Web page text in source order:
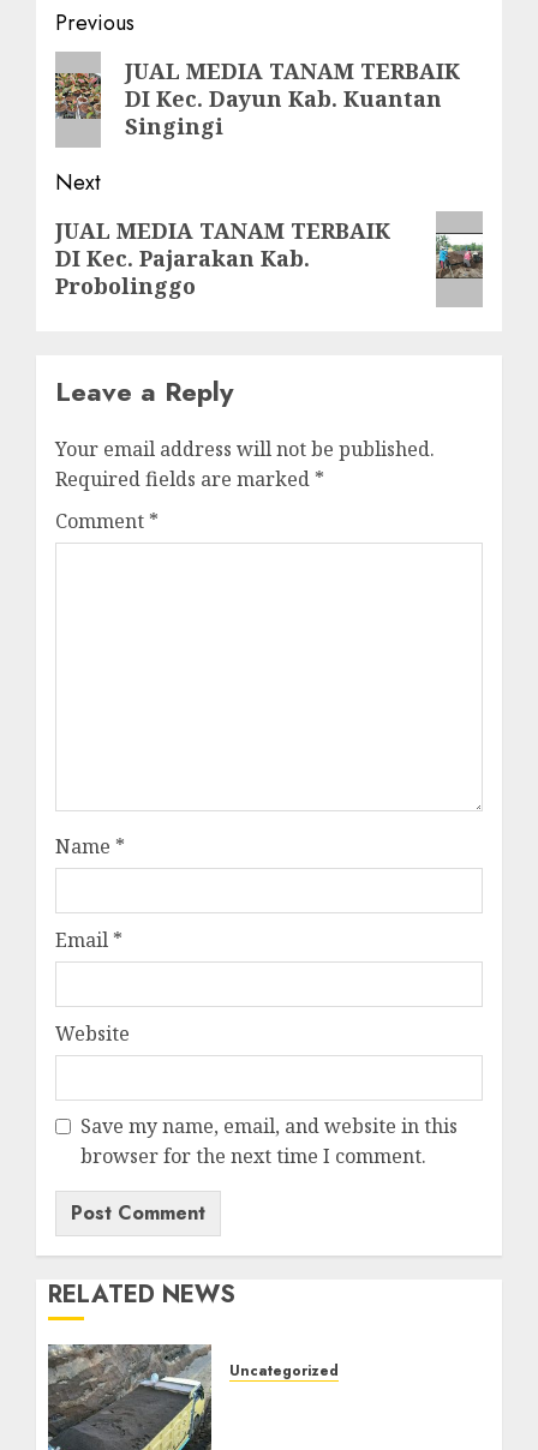
Post
navigation
Previous
Previous
post:
JUAL MEDIA TANAM TERBAIK
DI Kec. Dayun Kab. Kuantan
Singingi
Next
Next
post:
JUAL MEDIA TANAM TERBAIK
DI Kec. Pajarakan Kab.
Probolinggo
Leave a Reply
Your email address will not be published.
Required fields are marked *
Comment *
Name *
Email *
Website
Save my name, email, and website in this
browser for the next time I comment.
RELATED NEWS
Uncategorized